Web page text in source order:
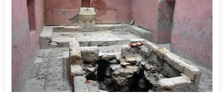
фрески,
которые
нашли
под
штукатуркой